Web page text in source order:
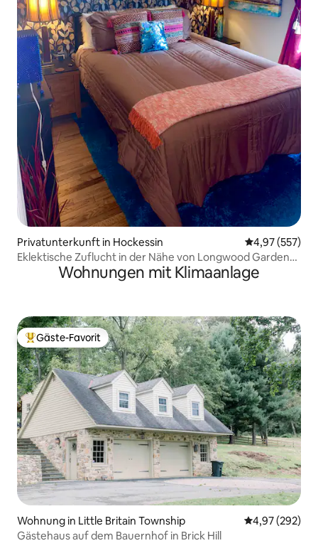
Privatunterkunft in Hockessin
4,97 (557)
Eklektische Zuflucht in der Nähe von Longwood Gardens
& Mt. CubaWohnungen mit Klimaanlage
Beliebter Gäste-Favorit.
Gäste-Favorit
Wohnung in Little Britain Township
4,97 (292)
Gästehaus auf dem Bauernhof in Brick Hill